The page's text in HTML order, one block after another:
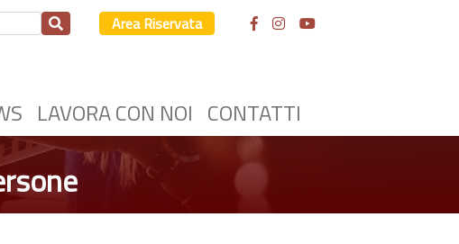
Area Riservata
LAVORA CON NOI CONTATTI